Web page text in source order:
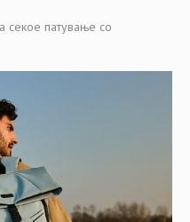
секое патување со